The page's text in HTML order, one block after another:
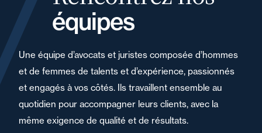
équipes
Une équipe d’avocats et juristes composée d’hommes
et de femmes de talents et d’expérience, passionnés
et engagés à vos côtés. Ils travaillent ensemble au
quotidien pour accompagner leurs clients, avec la
même exigence de qualité et de résultats.